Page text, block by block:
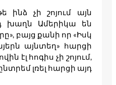
ինձ չի շոյում այն
խաղն Ամերիկա են
բայց քանի որ «Իսկ
այնտեղ» հարցի
էլ հոգիս չի շոյում,
լռել հարցի այդ